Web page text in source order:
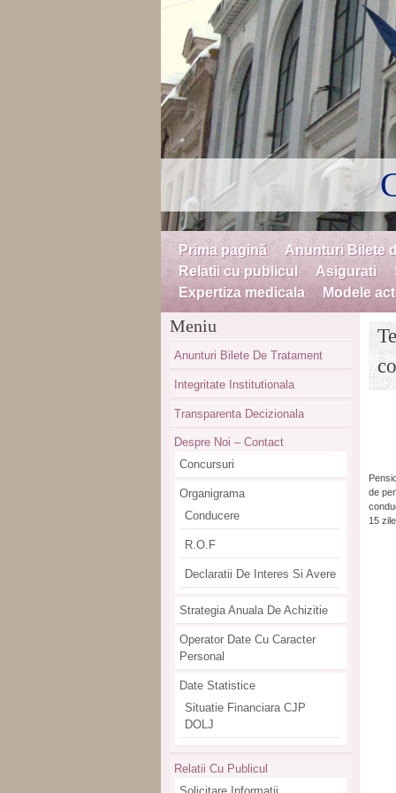
Menu
Skip to content
Prima pagină
Anunturi Bilete
Relatii cu publicul
Asigurati
Expertiza medicala
Modele
de
15
Meniu
Anunturi Bilete De Tratament
Integritate Institutionala
Transparenta Decizionala
Despre Noi – Contact
Concursuri
Organigrama
Conducere
R.O.F
Declaratii De Interes Si Avere
Strategia Anuala De Achizitie
Operator Date Cu Caracter
Personal
Date Statistice
Situatie Financiara CJP
DOLJ
Relatii Cu Publicul